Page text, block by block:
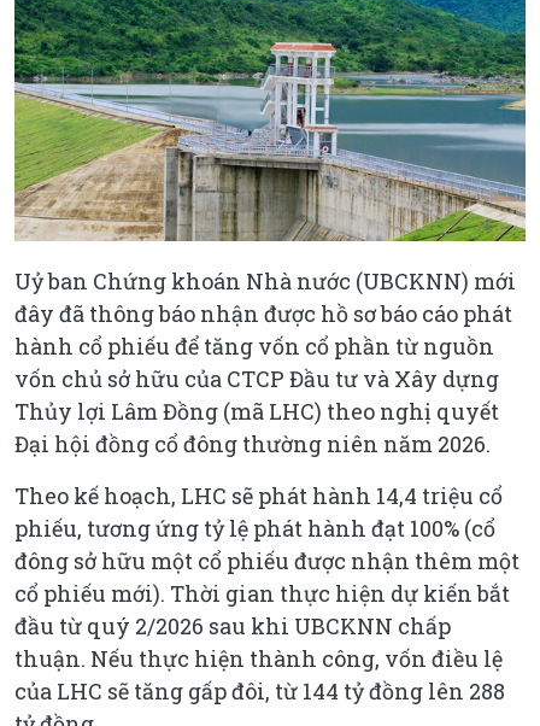
Uỷ ban Chứng khoán Nhà nước (UBCKNN) mới
đây đã thông báo nhận được hồ sơ báo cáo phát
hành cổ phiếu để tăng vốn cổ phần từ nguồn
vốn chủ sở hữu của CTCP Đầu tư và Xây dựng
Thủy lợi Lâm Đồng (mã LHC) theo nghị quyết
Đại hội đồng cổ đông thường niên năm 2026.
Theo kế hoạch, LHC sẽ phát hành 14,4 triệu cổ
phiếu, tương ứng tỷ lệ phát hành đạt 100% (cổ
đông sở hữu một cổ phiếu được nhận thêm một
cổ phiếu mới). Thời gian thực hiện dự kiến bắt
đầu từ quý 2/2026 sau khi UBCKNN chấp
thuận. Nếu thực hiện thành công, vốn điều lệ
của LHC sẽ tăng gấp đôi, từ 144 tỷ đồng lên 288